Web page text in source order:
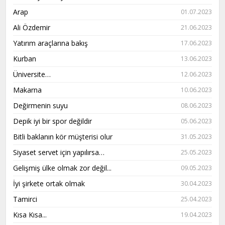
Arap 01.07.2023
Ali Özdemir 21.06.2023
Yatırım araçlarına bakış 17.06.2023
Kurban 13.06.2023
Üniversite… 12.06.2023
Makarna 10.06.2023
Değirmenin suyu 08.06.2023
Depik iyi bir spor değildir 05.06.2023
Bitli baklanın kör müşterisi olur 31.05.2023
Siyaset servet için yapılırsa… 25.05.2023
Gelişmiş ülke olmak zor değil... 09.05.2023
İyi şirkete ortak olmak 30.04.2023
Tamirci 25.04.2023
Kısa Kısa... 19.04.2023